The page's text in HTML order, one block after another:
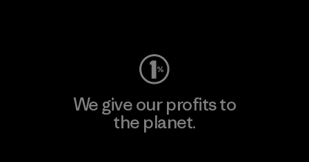
We give our profits to
the planet.